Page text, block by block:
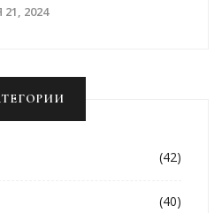
Ведер
2024
(42)
(40)